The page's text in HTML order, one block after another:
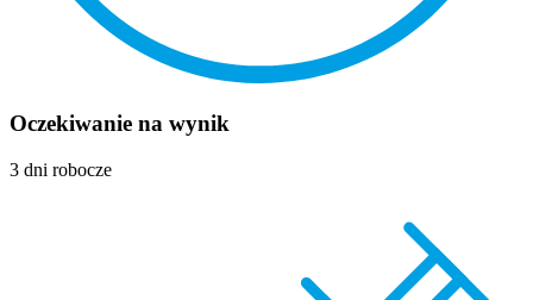
Oczekiwanie na wynik
3 dni robocze